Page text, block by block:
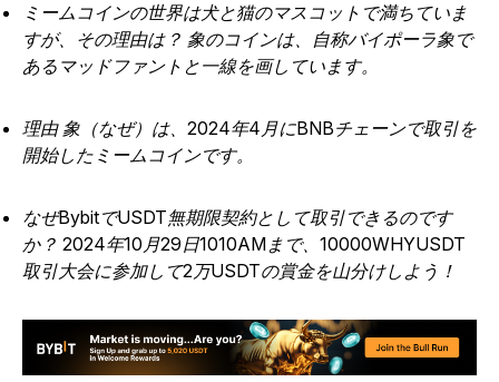
ミームコインの世界は犬と猫のマスコットで満ちていま
すが、その理由は？ 象のコインは、自称バイポーラ象で
あるマッドファントと一線を画しています。
理由 象（なぜ）は、2024年4月にBNBチェーンで取引を
開始したミームコインです。
なぜBybitでUSDT無期限契約として取引できるのです
か？ 2024年10月29日1010AMまで、10000WHYUSDT
取引大会に参加して2万USDTの賞金を山分けしよう！